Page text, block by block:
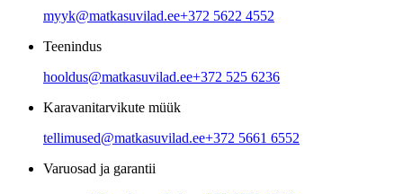
myyk@matkasuvilad.ee+372 5622 4552
Teenindus
hooldus@matkasuvilad.ee+372 525 6236
Karavanitarvikute müük
tellimused@matkasuvilad.ee+372 5661 6552
Varuosad ja garantii